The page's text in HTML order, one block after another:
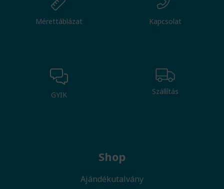
Mérettáblázat Kapcsolat
GYIK Szállítás
Shop
Ajándékutalvány